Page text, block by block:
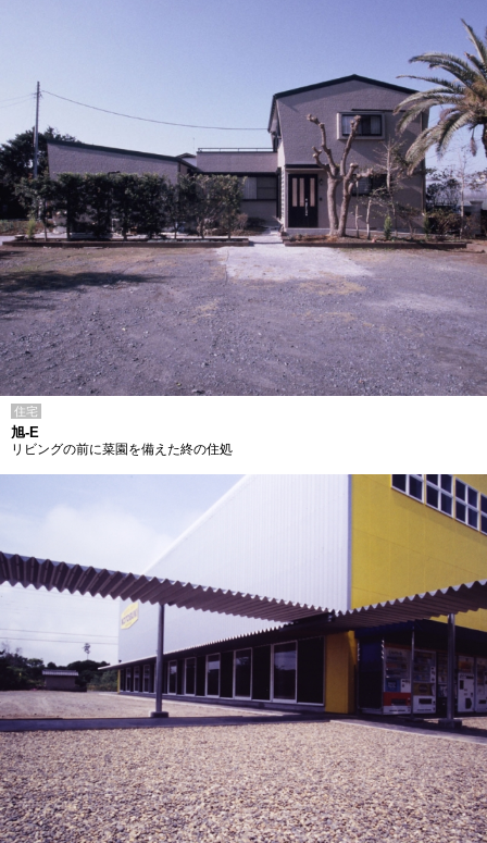
住宅
旭-E
リビングの前に菜園を備えた終の住処